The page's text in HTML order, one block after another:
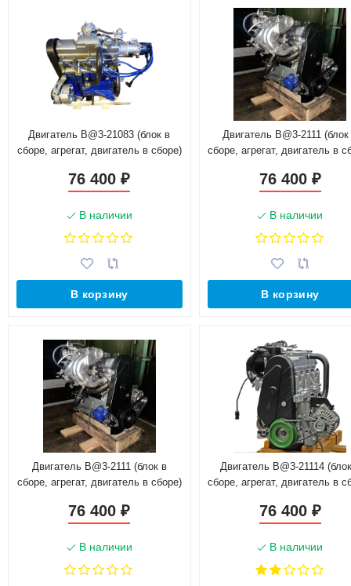
Двигатель B@3-21083 (блок в
сборе, агрегат, двигатель в сборе)
76 400₽
В наличии
В корзину
Двигатель B@3-2111
сборе, агрегат, двигатель в
76 400 ₽
В наличии
В корзину
Двигатель B@3-2111 (блок в
сборе, агрегат, двигатель в сборе)
76 400₽
В наличии
Двигатель B@3-21114
сборе, агрегат, двигатель в
76 400 ₽
В наличии